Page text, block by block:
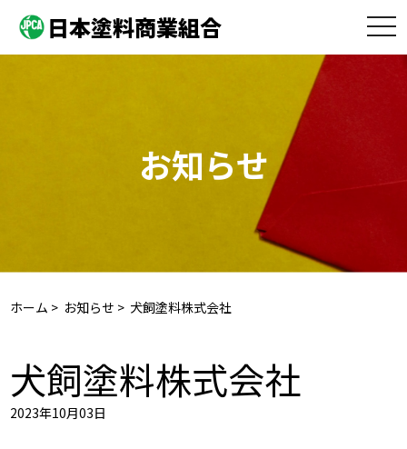
日本塗料商業組合
toggle
お知らせ
ホーム > お知らせ > 犬飼塗料株式会社
犬飼塗料株式会社
2023年10月03日